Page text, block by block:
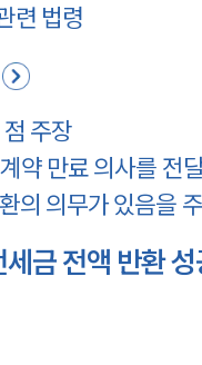
련 법령
주장
약 만료 의사를 전
의 의무가 있음을
금 전액 반환